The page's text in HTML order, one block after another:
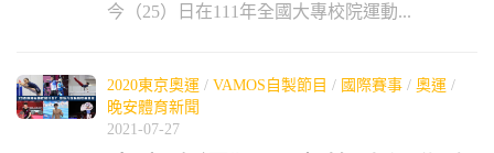
今（25）日在111年全國大專校院運動...
2020東京奧運 / VAMOS自製節目 / 國際賽事 / 奧運 /
晚安體育新聞
2021-07-27